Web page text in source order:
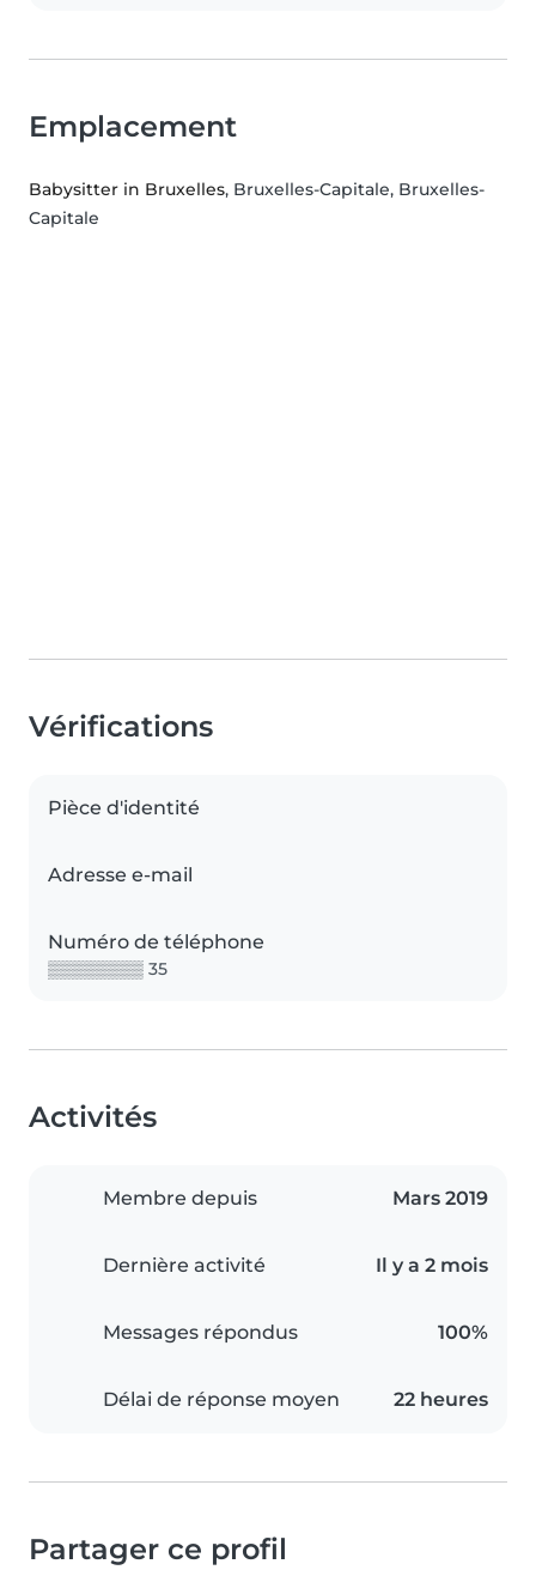
Emplacement
Babysitter in Bruxelles, Bruxelles-Capitale, Bruxelles-
Capitale
Vérifications
Pièce d'identité
Adresse e-mail
Numéro de téléphone
▒▒▒▒▒▒▒▒ 35
Activités
Membre depuis Mars 2019
Dernière activité Il y a 2 mois
Messages répondus 100%
Délai de réponse moyen 22 heures
Partager ce profil